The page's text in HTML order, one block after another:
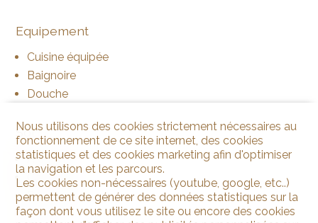
Equipement
Cuisine équipée
Baignoire
Douche
Sol
A choix
Carrelage
Parquet
Nous utilisons des cookies strictement nécessaires au
fonctionnement de ce site internet, des cookies
statistiques et des cookies marketing afin d'optimiser
la navigation et les parcours.
Les cookies non-nécessaires (youtube, google, etc..)
permettent de générer des données statistiques sur la
façon dont vous utilisez le site ou encore des cookies